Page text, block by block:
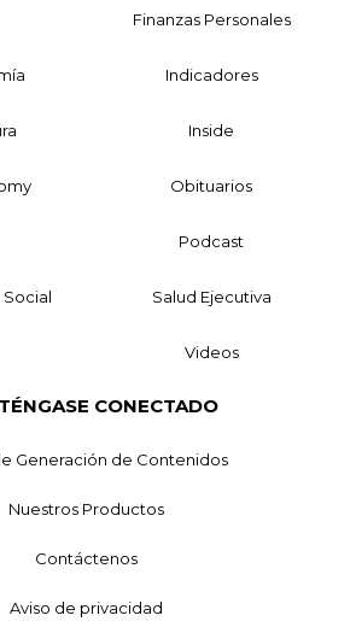
Finanzas Personales
Indicadores
Inside
Obituarios
Podcast
Salud Ejecutiva
Videos
CONECTADO
Generación de Contenidos
Nuestros Productos
Contáctenos
Aviso de privacidad